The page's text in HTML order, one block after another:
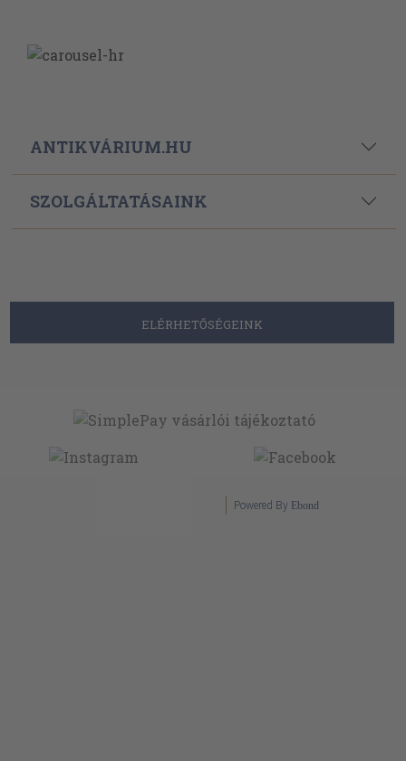
ANTIKVÁRIUM.HU
SZOLGÁLTATÁSAINK
ELÉRHETŐSÉGEINK
Powered By Ebond